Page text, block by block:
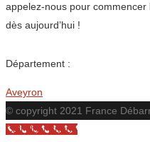
appelez-nous pour
dès aujourd’hui !
Département :
Aveyron
© copyright 2021 France
Call Now Button